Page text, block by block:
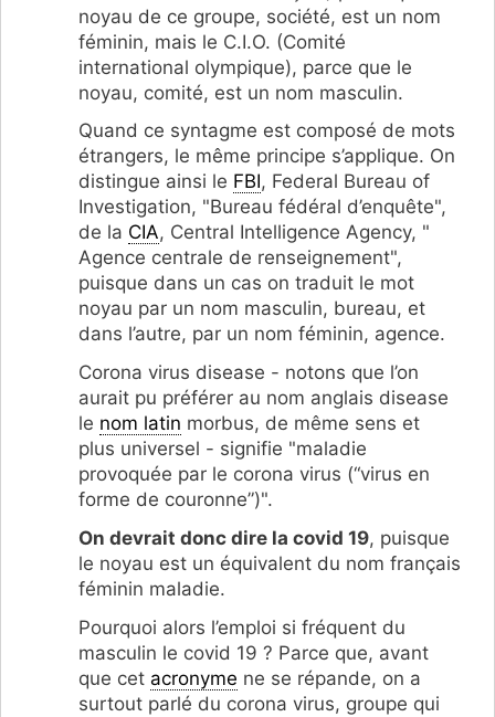
noyau de ce groupe, société, est un nom
féminin, mais le C.I.O. (Comité
international olympique), parce que le
noyau, comité, est un nom masculin.
Quand ce syntagme est composé de mots
étrangers, le même principe s’applique. On
distingue ainsi le FBI, Federal Bureau of
Investigation, "Bureau fédéral d’enquête",
de la CIA, Central Intelligence Agency, "
Agence centrale de renseignement",
puisque dans un cas on traduit le mot
noyau par un nom masculin, bureau, et
dans l’autre, par un nom féminin, agence.
Corona virus disease - notons que l’on
aurait pu préférer au nom anglais disease
le nom latin morbus, de même sens et
plus universel - signifie "maladie
provoquée par le corona virus (“virus en
forme de couronne”)".
On devrait donc dire la covid 19, puisque
le noyau est un équivalent du nom français
féminin maladie.
Pourquoi alors l’emploi si fréquent du
masculin le covid 19 ? Parce que, avant
que cet acronyme ne se répande, on a
surtout parlé du corona virus, groupe qui